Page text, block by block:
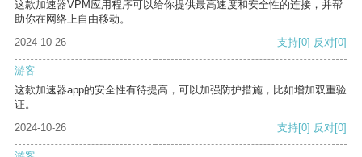
这款加速器VPM应用程序可以给你提供最高速度和安全性的连接，并帮
助你在网络上自由移动。
2024-10-26
支持[0] 反对[0]
游客
这款加速器app的安全性有待提高，可以加强防护措施，比如增加双重验
证。
2024-10-26
支持[0] 反对[0]